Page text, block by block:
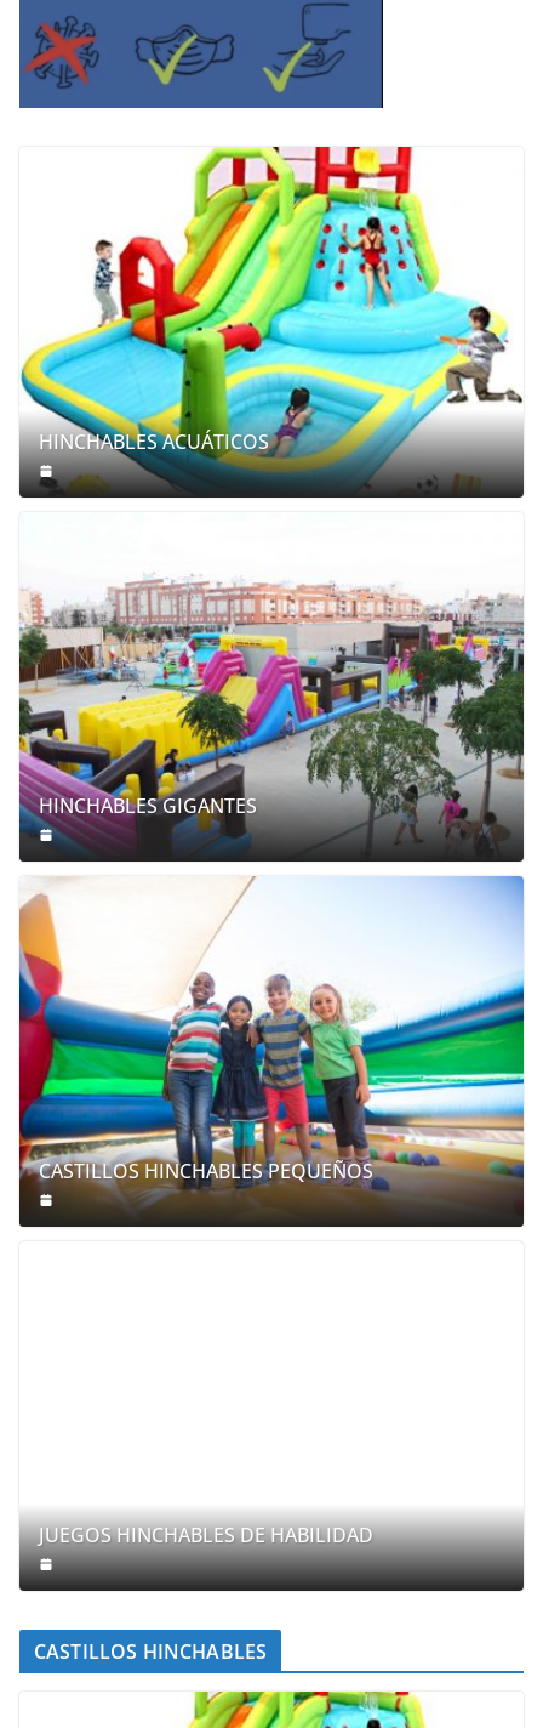
HINCHABLES ACUÁTICOS
HINCHABLES GIGANTES
CASTILLOS HINCHABLES PEQUEÑOS
JUEGOS HINCHABLES DE HABILIDAD
CASTILLOS HINCHABLES